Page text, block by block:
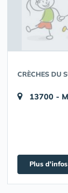
CRÈCHES DU
13700 -
Plus d'infos